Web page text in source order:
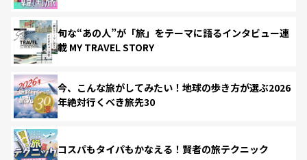
旬な“あの人”が「旅」をテーマに語るインタビュー連
載 MY TRAVEL STORY
今、こんな旅がしてみたい！地球の歩き方が選ぶ2026
年絶対行くべき旅先30
コスパもタイパもかなえる！賢者の旅テクニック